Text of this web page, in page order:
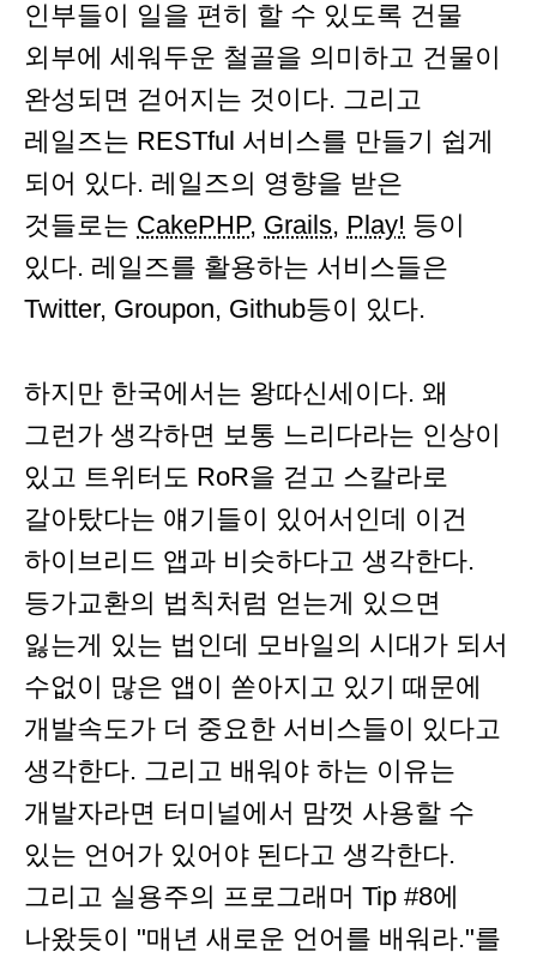
인부들이 일을 편히 할 수 있도록 건물
외부에 세워두운 철골을 의미하고 건물이
완성되면 걷어지는 것이다. 그리고
레일즈는 RESTful 서비스를 만들기 쉽게
되어 있다. 레일즈의 영향을 받은
것들로는 CakePHP, Grails, Play! 등이
있다. 레일즈를 활용하는 서비스들은
Twitter, Groupon, Github등이 있다.
하지만 한국에서는 왕따신세이다. 왜
그런가 생각하면 보통 느리다라는 인상이
있고 트위터도 RoR을 걷고 스칼라로
갈아탔다는 얘기들이 있어서인데 이건
하이브리드 앱과 비슷하다고 생각한다.
등가교환의 법칙처럼 얻는게 있으면
잃는게 있는 법인데 모바일의 시대가 되서
수없이 많은 앱이 쏟아지고 있기 때문에
개발속도가 더 중요한 서비스들이 있다고
생각한다. 그리고 배워야 하는 이유는
개발자라면 터미널에서 맘껏 사용할 수
있는 언어가 있어야 된다고 생각한다.
그리고 실용주의 프로그래머 Tip #8에
나왔듯이 "매년 새로운 언어를 배워라."를